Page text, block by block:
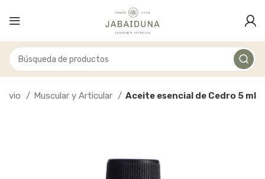
Alivio Muscular y Articular Aceite esencial de Cedro 5 ml